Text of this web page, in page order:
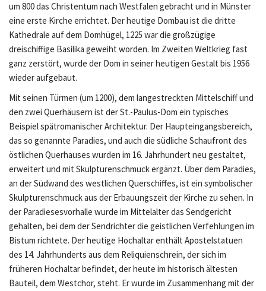
um 800 das Christentum nach Westfalen gebracht und in Münster
eine erste Kirche errichtet. Der heutige Dombau ist die dritte
Kathedrale auf dem Domhügel, 1225 war die großzügige
dreischiffige Basilika geweiht worden. Im Zweiten Weltkrieg fast
ganz zerstört, wurde der Dom in seiner heutigen Gestalt bis 1956
wieder aufgebaut.
Mit seinen Türmen (um 1200), dem langestreckten Mittelschiff und
den zwei Querhäusern ist der St.-Paulus-Dom ein typisches
Beispiel spätromanischer Architektur. Der Haupteingangsbereich,
das so genannte Paradies, und auch die südliche Schaufront des
östlichen Querhauses wurden im 16. Jahrhundert neu gestaltet,
erweitert und mit Skulpturenschmuck ergänzt. Über dem Paradies,
an der Südwand des westlichen Querschiffes, ist ein symbolischer
Skulpturenschmuck aus der Erbauungszeit der Kirche zu sehen. In
der Paradiesesvorhalle wurde im Mittelalter das Sendgericht
gehalten, bei dem der Sendrichter die geistlichen Verfehlungen im
Bistum richtete. Der heutige Hochaltar enthält Apostelstatuen
des 14. Jahrhunderts aus dem Reliquienschrein, der sich im
früheren Hochaltar befindet, der heute im historisch ältesten
Bauteil, dem Westchor, steht. Er wurde im Zusammenhang mit der